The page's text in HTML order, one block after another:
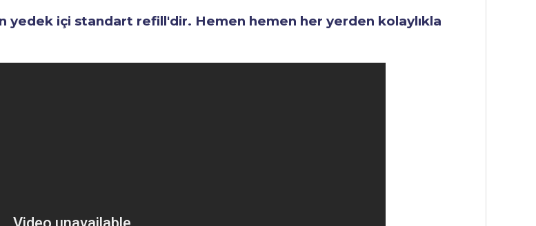
yedek içi standart refill'dir. Hemen hemen her yerden kolaylıkla